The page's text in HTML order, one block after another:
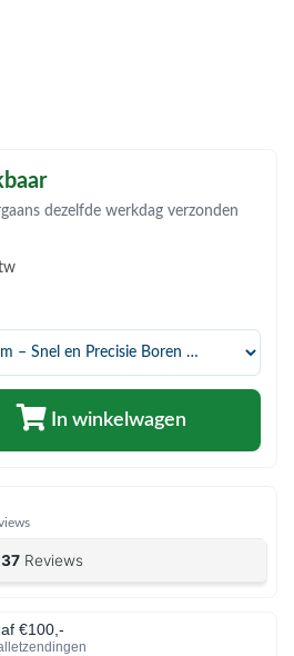
ketels)
dezelfde werkdag verzonden
In winkelwagen
€100,-